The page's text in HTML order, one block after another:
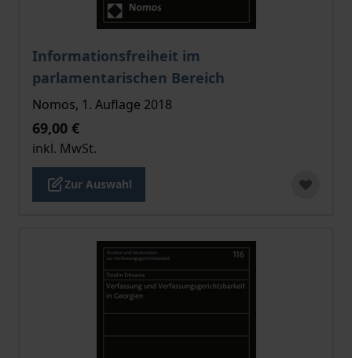
Informationsfreiheit im
parlamentarischen Bereich
Der Preis dieses Titels richtet sich nach der
Nomos, 1. Auflage 2018
69,00 €
inkl. MwSt.
Zur Auswahl